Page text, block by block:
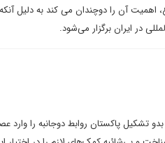
اهمیت آن را دوچندان می کند به دلیل آنکه
در ایران برگزار می‌شود.
پاکستان روابط دوجانبه را وارد